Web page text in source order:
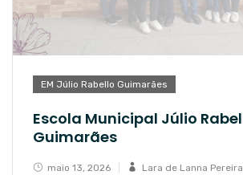
EM Júlio Rabello Guimarães
Escola Municipal Júlio
Guimarães
maio 13, 2026 Lara de Lanna Pereira